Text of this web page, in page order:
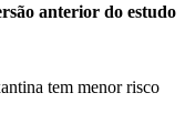
anterior do estudo
tem menor risco